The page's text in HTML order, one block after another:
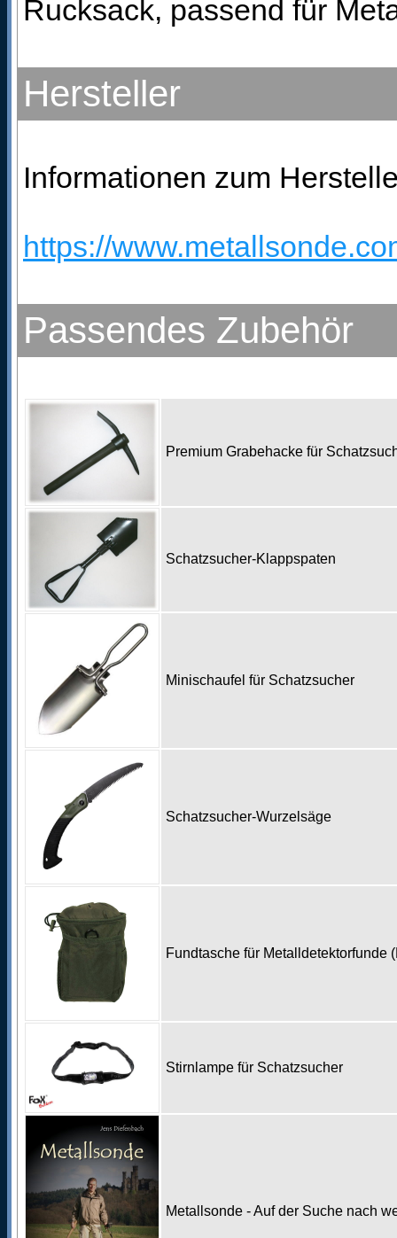
Rucksack, passend für
Hersteller
Informationen zum
https://
Passendes Zubehör
Premium Grabehacke für
Schatzsucher-Klappspaten
Minischaufel für Schatzsucher
Schatzsucher-Wurzelsäge
Fundtasche für
Stirnlampe für Schatzsucher
Metallsonde - Auf der Suche nach